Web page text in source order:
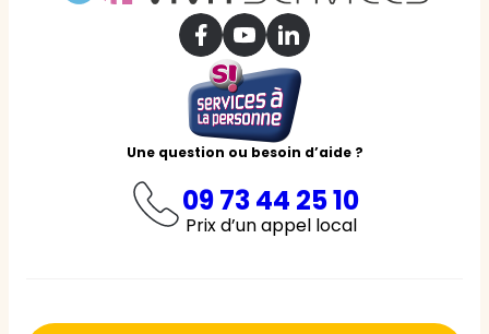
Une question ou besoin d’aide ?
09 73 44 25 10
Prix d’un appel local